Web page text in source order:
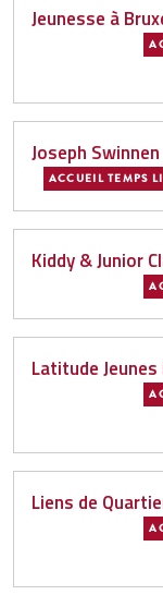
Jeunesse à
Joseph Swinnen
ACCUEIL TEMPS
Kiddy & Junior
Latitude
Liens de